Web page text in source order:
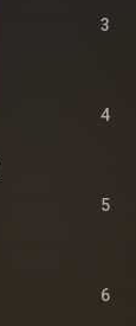
3
4
5
6